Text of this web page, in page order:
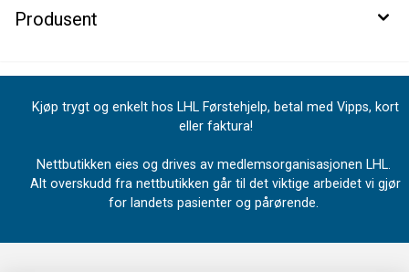
Produsent
Kjøp trygt og enkelt hos LHL Førstehjelp, betal med Vipps, kort
eller faktura!
Nettbutikken eies og drives av medlemsorganisasjonen LHL.
Alt overskudd fra nettbutikken går til det viktige arbeidet vi gjør
for landets pasienter og pårørende.